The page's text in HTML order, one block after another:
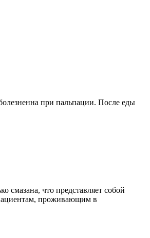
при пальпации. После еды
смазана, что представляет собой
проживающим в